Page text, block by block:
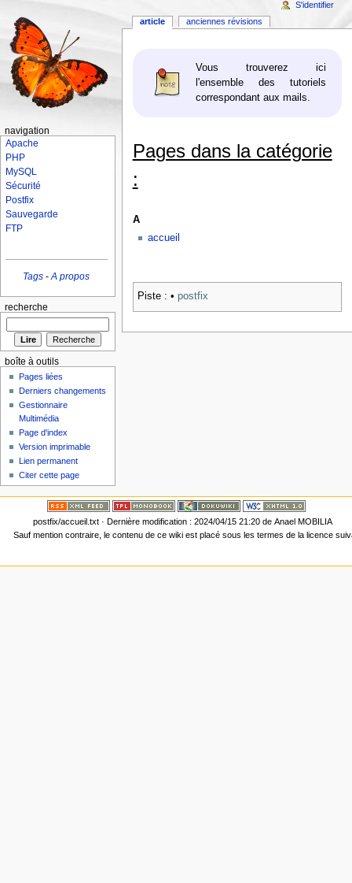
Vous trouverez ici
l'ensemble des tutoriels
correspondant aux mails.
Pages dans la catégorie
:
A
accueil
Piste : • postfix
article anciennes révisions
S'identifier
navigation
Apache
PHP
MySQL
Sécurité
Postfix
Sauvegarde
FTP
Tags -A propos
recherche
boîte à outils
Pages liées
Derniers changements
Gestionnaire
Multimédia
Page d'index
Version imprimable
Lien permanent
Citer cette page
postfix/accueil.txt · Dernière modification :2024/04/15 21:20 deAnael MOBILIA
Sauf mention contraire, le contenu de ce wiki est placé sous les termes de la licence